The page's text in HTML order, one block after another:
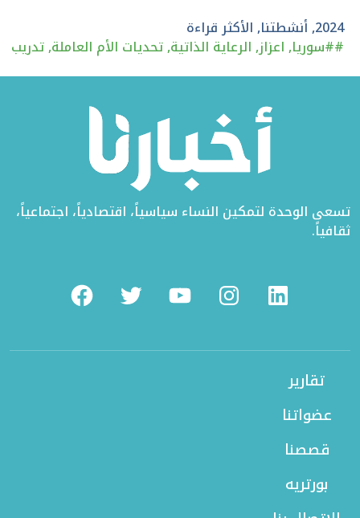
تويترالفيسبوك
لينكد
إن
2024
,أنشطتنا,الأكثر قراءة
##سوريا,اعزاز,الرعاية الذاتية,تحديات الأم العاملة,تدريب
تسعى الوحدة لتمكين النساء سياسياً، اقتصادياً، اجتماعياً،
ثقافياً.
FacebookTwitterYoutubeInstagramLinkedin
تقارير
عضواتنا
قصصنا
بورتريه